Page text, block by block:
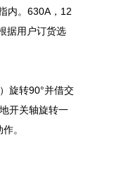
内。630A，12
据用户订货选
旋转90°并借交
开关轴旋转一
。